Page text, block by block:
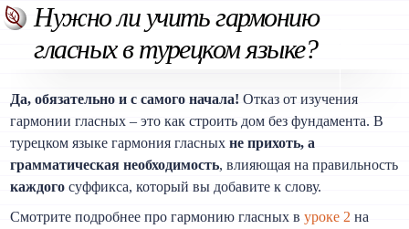
Нужно ли учить гармонию
гласных в турецком языке?
Да, обязательно и с самого начала! Отказ от изучения
гармонии гласных – это как строить дом без фундамента. В
турецком языке гармония гласныхне прихоть, а
грамматическая необходимость, влияющая на правильность
каждого суффикса, который вы добавите к слову.
Смотрите подробнее про гармонию гласных вуроке 2 на